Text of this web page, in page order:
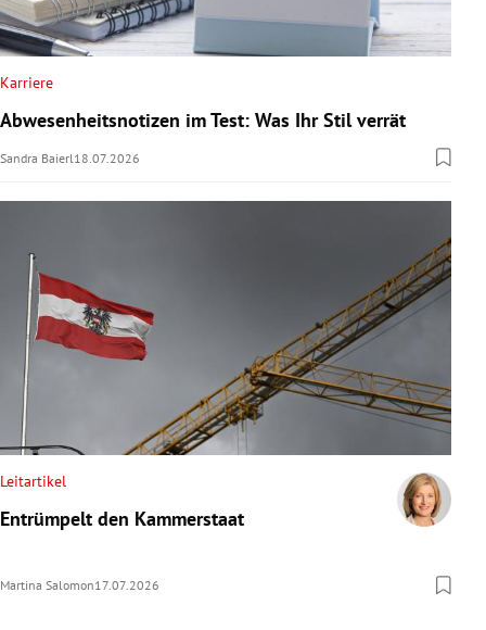
Karriere
Abwesenheitsnotizen im Test: Was Ihr Stil verrät
Sandra Baierl 18.07.2026
Leitartikel
Entrümpelt den Kammerstaat
Martina Salomon17.07.2026